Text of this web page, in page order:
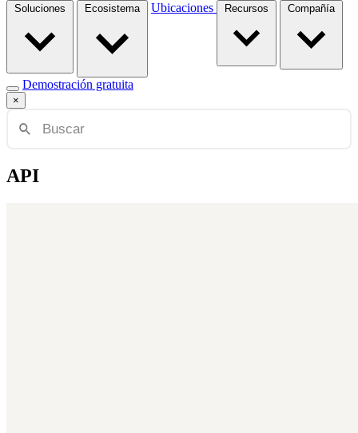
Ecosistema Ubicaciones Compañía
Demostración gratuita
×
API